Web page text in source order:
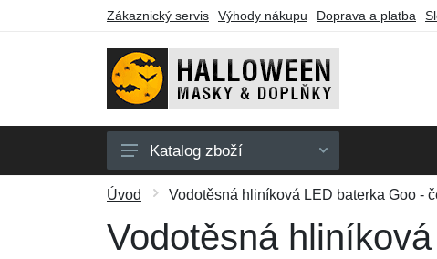
Zákaznický servis Výhody nákupu Doprava a platba
Pánské masky
Dámské masky
Katalog zboží
Úvod Vodotěsná hliníková LED baterka Goo -
Vodotěsná